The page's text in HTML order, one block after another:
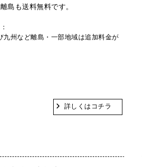
島も送料無料です。
九州など離島・一部地域は追加料金が
詳しくはコチラ